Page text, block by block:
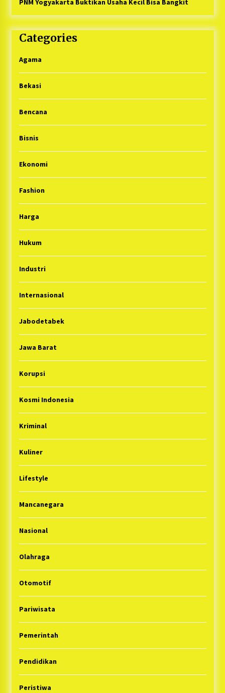
Categories
Agama
Bekasi
Bencana
Bisnis
Ekonomi
Fashion
Harga
Hukum
Industri
Internasional
Jabodetabek
Jawa Barat
Korupsi
Kosmi Indonesia
Kriminal
Kuliner
Lifestyle
Mancanegara
Nasional
Olahraga
Otomotif
Pariwisata
Pemerintah
Pendidikan
Peristiwa